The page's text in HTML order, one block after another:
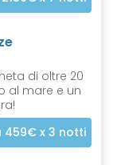
di oltre 20
al mare e un
459€ x 3 notti